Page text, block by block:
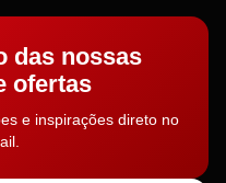
das nossas
ofertas
e inspirações direto no